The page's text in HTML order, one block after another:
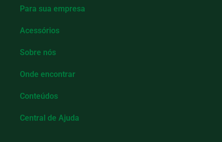
Para sua empresa
Acessórios
Sobre nós
Onde encontrar
Conteúdos
Central de Ajuda